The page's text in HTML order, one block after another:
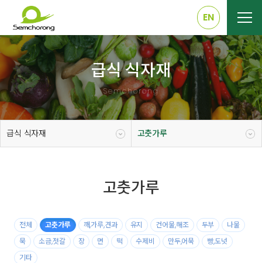
EN
급식 식자재
Semchorong
급식 식자재 고춧가루
고춧가루
전체 고춧가루 깨,가루,견과 유지 건어물,해조 두부
나물
묵
소금,젓갈 장 면 떡 수제비 만두,어묵
빵,도넛
기타